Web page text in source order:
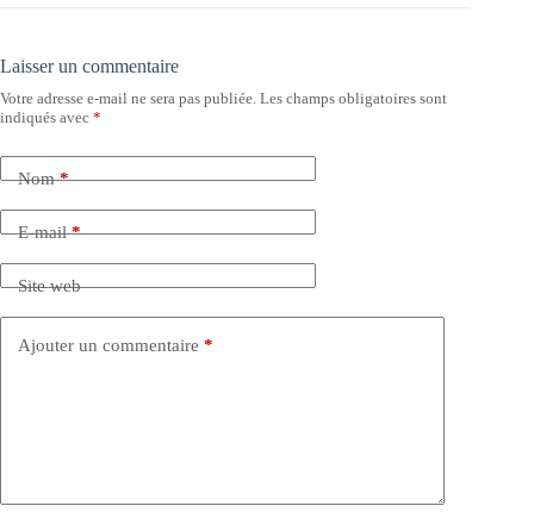
Laisser un commentaire
Votre adresse e-mail ne sera pas publiée. Les champs obligatoires sont
indiqués avec *
Nom*
E-mail*
Site web
Ajouter un commentaire *